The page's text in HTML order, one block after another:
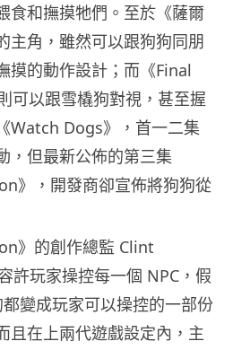
食和撫摸牠們。至於《薩爾
主角，雖然可以跟狗狗同朋
摸的動作設計；而《Final
可以跟雪橇狗對視，甚至握
Watch Dogs》，首一二集
，但最新公佈的第三集
》，開發商卻宣佈將狗狗從
》的創作總監 Clint
許玩家操控每一個 NPC，假
變成玩家可以操控的一部份
且在上兩代遊戲設定內，主